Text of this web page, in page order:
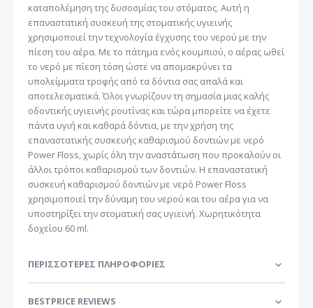
καταπολέμηση της δυσοσμίας του στόματος. Αυτή η
επαναστατική συσκευή της στοματικής υγιεινής
χρησιμοποιεί την τεχνολογία έγχυσης του νερού με την
πίεση του αέρα. Με το πάτημα ενός κουμπιού, ο αέρας ωθεί
το νερό με πίεση τόση ώστε να απομακρύνει τα
υπολείμματα τροφής από τα δόντια σας απαλά και
αποτελεσματικά. Όλοι γνωρίζουν τη σημασία μιας καλής
οδοντικής υγιεινής ρουτίνας και τώρα μπορείτε να έχετε
πάντα υγιή και καθαρά δόντια, με την χρήση της
επαναστατικής συσκευής καθαρισμού δοντιών με νερό
Power Floss, χωρίς όλη την αναστάτωση που προκαλούν οι
άλλοι τρόποι καθαρισμού των δοντιών. H επαναστατική
συσκευή καθαρισμού δοντιών με νερό Power Floss
χρησιμοποιεί την δύναμη του νερού και του αέρα για να
υποστηρίξει την στοματική σας υγιεινή. Χωρητικότητα
δοχείου 60 ml.
ΠΕΡΙΣΣΌΤΕΡΕΣ ΠΛΗΡΟΦΟΡΊΕΣ
BESTPRICE REVIEWS